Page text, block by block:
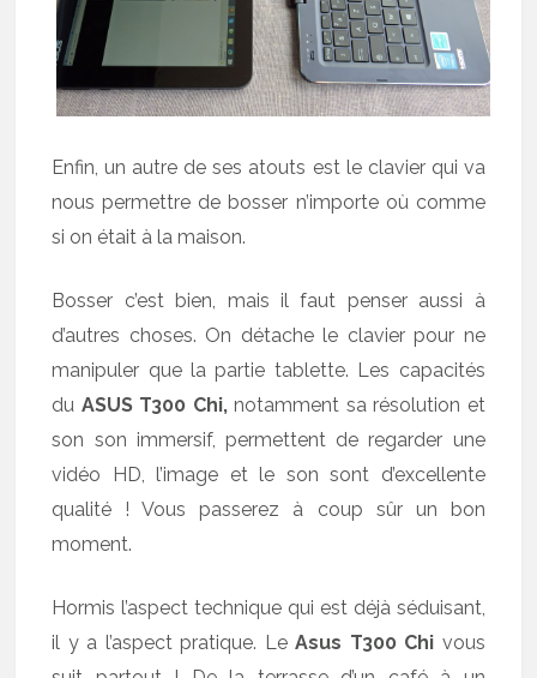
Enfin, un autre de ses atouts est le clavier qui va
nous permettre de bosser n’importe où comme
si on était à la maison.
Bosser c’est bien, mais il faut penser aussi à
d’autres choses. On détache le clavier pour ne
manipuler que la partie tablette. Les capacités
du ASUS T300 Chi,notamment sa résolution et
son son immersif, permettent de regarder une
vidéo HD, l’image et le son sont d’excellente
qualité ! Vous passerez à coup sûr un bon
moment.
Hormis l’aspect technique qui est déjà séduisant,
il y a l’aspect pratique. LeAsus T300 Chi vous